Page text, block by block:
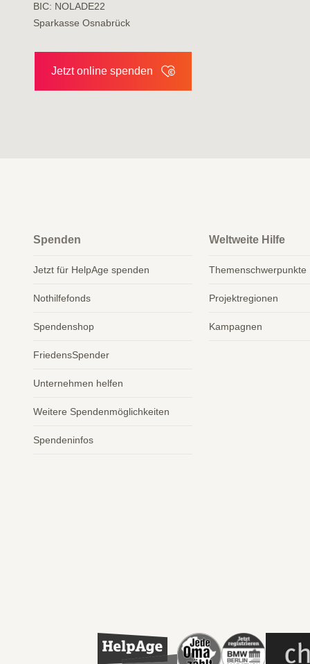
BIC: NOLADE22
Sparkasse Osnabrück
Jetzt online spenden
Spenden
Jetzt für HelpAge spenden
Nothilfefonds
Spendenshop
FriedensSpender
Unternehmen helfen
Weitere Spendenmöglichkeiten
Spendeninfos
Weltweite Hilfe
Themenschwerpunkte
Projektregionen
Kampagnen